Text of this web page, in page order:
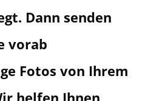
Dann senden
vorab
Fotos von Ihrem
helfen Ihnen